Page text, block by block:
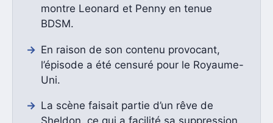
montre Leonard et Penny en tenue
BDSM.
En raison de son contenu provocant,
l’épisode a été censuré pour le Royaume-
Uni.
La scène faisait partie d’un rêve de